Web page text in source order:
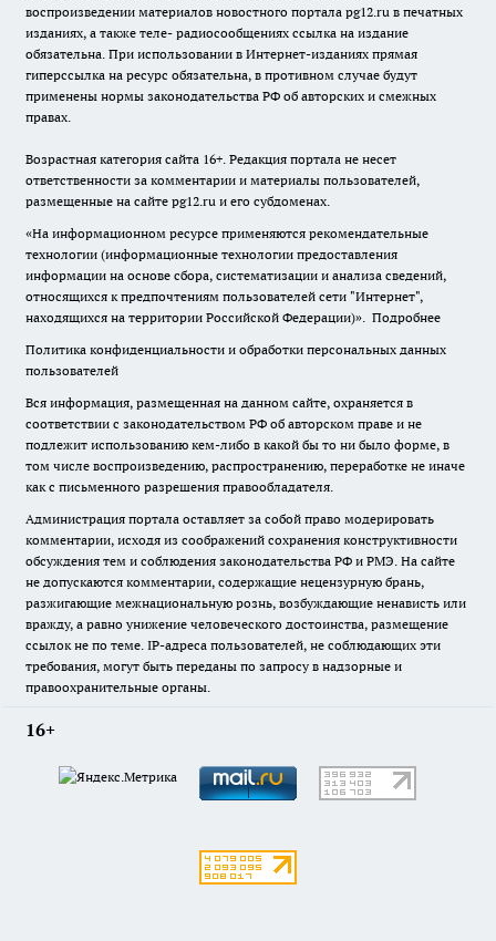
воспроизведении материалов новостного портала pg12.ru в печатных
изданиях, а также теле- радиосообщениях ссылка на издание
обязательна. При использовании в Интернет-изданиях прямая
гиперссылка на ресурс обязательна, в противном случае будут
применены нормы законодательства РФ об авторских и смежных
правах.
Возрастная категория сайта 16+. Редакция портала не несет
ответственности за комментарии и материалы пользователей,
размещенные на сайте pg12.ru и его субдоменах.
«На информационном ресурсе применяются рекомендательные
технологии (информационные технологии предоставления
информации на основе сбора, систематизации и анализа сведений,
относящихся к предпочтениям пользователей сети "Интернет",
находящихся на территории Российской Федерации)». Подробнее
Политика конфиденциальности и обработки персональных данных
пользователей
Вся информация, размещенная на данном сайте, охраняется в
соответствии с законодательством РФ об авторском праве и не
подлежит использованию кем-либо в какой бы то ни было форме, в
том числе воспроизведению, распространению, переработке не иначе
как с письменного разрешения правообладателя.
Администрация портала оставляет за собой право модерировать
комментарии, исходя из соображений сохранения конструктивности
обсуждения тем и соблюдения законодательства РФ и РМЭ. На сайте
не допускаются комментарии, содержащие нецензурную брань,
разжигающие межнациональную рознь, возбуждающие ненависть или
вражду, а равно унижение человеческого достоинства, размещение
ссылок не по теме. IP-адреса пользователей, не соблюдающих эти
требования, могут быть переданы по запросу в надзорные и
правоохранительные органы.
16+